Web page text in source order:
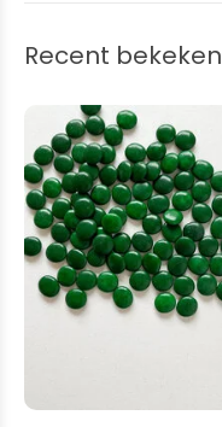
Recent bekeken